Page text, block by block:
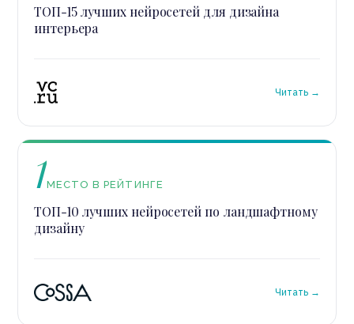
ТОП-15 лучших нейросетей для дизайна
интерьера
Читать →
1МЕСТО В РЕЙТИНГЕ
ТОП-10 лучших нейросетей по ландшафтному
дизайну
Читать →